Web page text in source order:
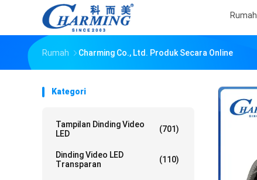
Rumah
Rumah Charming Co., Ltd. Produk Secara Online
Kategori
Tampilan Dinding Video
LED
(701)
Dinding Video LED
Transparan
(110)